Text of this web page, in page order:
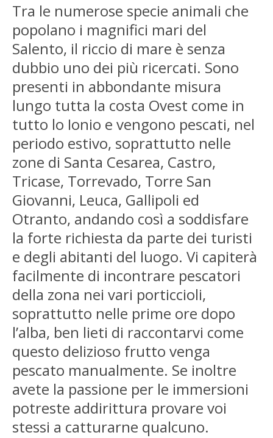
Tra le numerose specie animali che
popolano i magnifici mari del
Salento, il riccio di mare è senza
dubbio uno dei più ricercati. Sono
presenti in abbondante misura
lungo tutta la costa Ovest come in
tutto lo Ionio e vengono pescati, nel
periodo estivo, soprattutto nelle
zone di Santa Cesarea, Castro,
Tricase, Torrevado, Torre San
Giovanni, Leuca, Gallipoli ed
Otranto, andando così a soddisfare
la forte richiesta da parte dei turisti
e degli abitanti del luogo. Vi capiterà
facilmente di incontrare pescatori
della zona nei vari porticcioli,
soprattutto nelle prime ore dopo
l’alba, ben lieti di raccontarvi come
questo delizioso frutto venga
pescato manualmente. Se inoltre
avete la passione per le immersioni
potreste addirittura provare voi
stessi a catturarne qualcuno.